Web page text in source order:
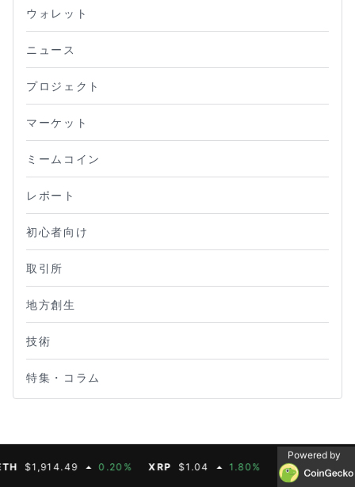
ウォレット
ニュース
プロジェクト
マーケット
ミームコイン
レポート
初心者向け
取引所
地方創生
技術
特集・コラム
0.20% XRP $1.04 1.80% BNB $603.21
Powered by